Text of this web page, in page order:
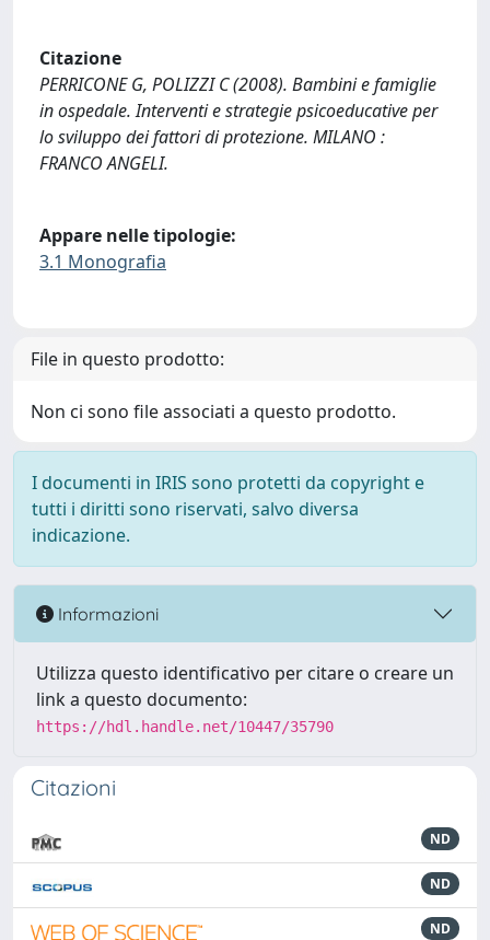
Citazione
PERRICONE G, POLIZZI C (2008). Bambini e famiglie
in ospedale. Interventi e strategie psicoeducative per
lo sviluppo dei fattori di protezione. MILANO :
FRANCO ANGELI.
Appare nelle tipologie:
3.1 Monografia
File in questo prodotto:
Non ci sono file associati a questo prodotto.
I documenti in IRIS sono protetti da copyright e
tutti i diritti sono riservati, salvo diversa
indicazione.
Informazioni
Utilizza questo identificativo per citare o creare un
link a questo documento:
https://hdl.handle.net/10447/35790
Citazioni
ND
ND
ND